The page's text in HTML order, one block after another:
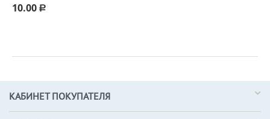
10.00 Р
КАБИНЕТ ПОКУПАТЕЛЯ